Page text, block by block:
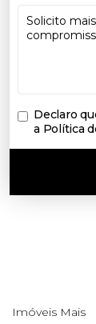
Declaro
a Política
Imóveis Mais